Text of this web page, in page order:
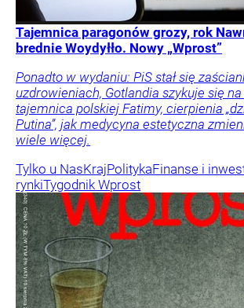
Tajemnica paragonów grozy, rok
brednie Woydyłło. Nowy „Wprost”
Ponadto w wydaniu: PiS stał się
uzdrowieniach, Gotlandia szykuje się na
tajemnica polskiej Fatimy, cierpienia
Putina”, jak medycyna estetyczna
wiele więcej.
Tylko u NasKrajPolitykaFinanse i
rynkiTygodnik Wprost